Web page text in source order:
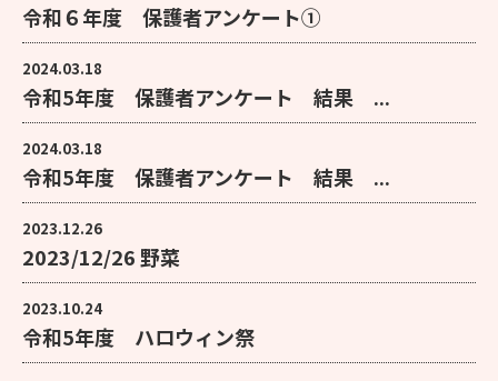
令和６年度 保護者アンケート①
2024.03.18
令和5年度 保護者アンケート 結果 ...
2024.03.18
令和5年度 保護者アンケート 結果 ...
2023.12.26
2023/12/26 野菜
2023.10.24
令和5年度 ハロウィン祭